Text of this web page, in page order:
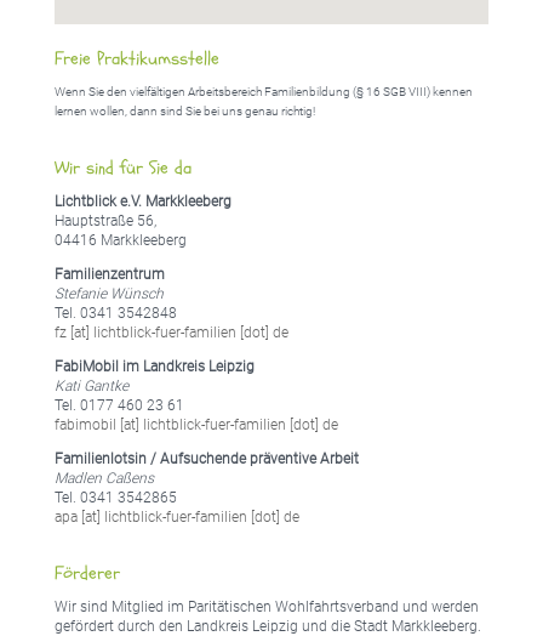
Freie Praktikumsstelle
Wenn Sie den vielfältigen Arbeitsbereich Familienbildung (§ 16 SGB VIII) kennen
lernen wollen, dann sind Sie bei uns genau richtig!
Wir sind für Sie da
Lichtblick e.V. Markkleeberg
Hauptstraße 56,
04416 Markkleeberg
Familienzentrum
Stefanie Wünsch
Tel. 0341 3542848
fz [at] lichtblick-fuer-familien [dot] de
FabiMobil im Landkreis Leipzig
Kati Gantke
Tel. 0177 460 23 61
fabimobil [at] lichtblick-fuer-familien [dot] de
Familienlotsin / Aufsuchende präventive Arbeit
Madlen Caßens
Tel. 0341 3542865
apa [at] lichtblick-fuer-familien [dot] de
Förderer
Wir sind Mitglied im Paritätischen Wohlfahrtsverband und werden
gefördert durch den Landkreis Leipzig und die Stadt Markkleeberg.